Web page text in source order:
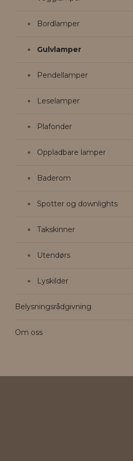
Bordlamper
Gulvlamper
Pendellamper
Leselamper
Plafonder
Oppladbare lamper
Baderom
Spotter og downlights
Takskinner
Utendørs
Lyskilder
Belysningsrådgivning
Om oss